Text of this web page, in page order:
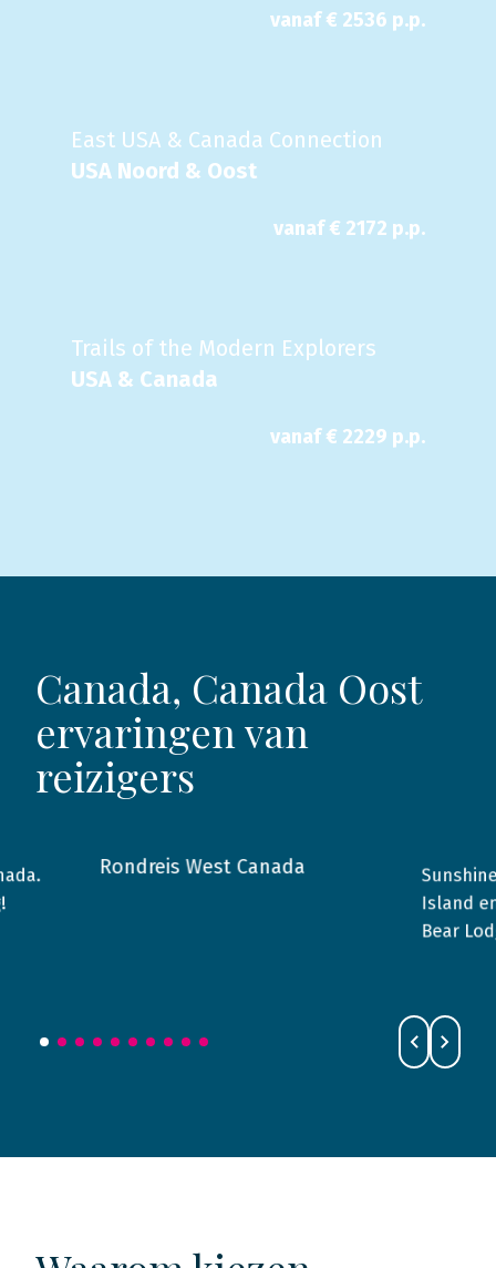
vanaf € 2536 p.p.
East USA & Canada Connection
USA Noord & Oost
vanaf € 2172 p.p.
Trails of the Modern Explorers
USA & Canada
vanaf € 2229 p.p.
Canada, Canada Oost
ervaringen van
reizigers
2016 Canada
Rondreis West Canada
2015
Island
Bear